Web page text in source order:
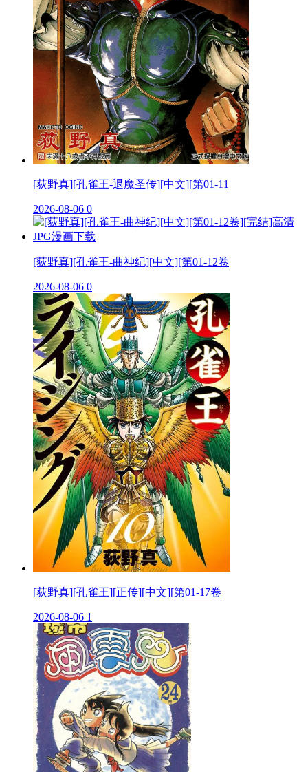
[荻野真][孔雀王-退魔圣传][中文][第01-11
2026-08-06 0
[荻野真][孔雀王-曲神纪][中文][第01-12卷
2026-08-06 0
[荻野真][孔雀王][正传][中文][第01-17卷
2026-08-06 1